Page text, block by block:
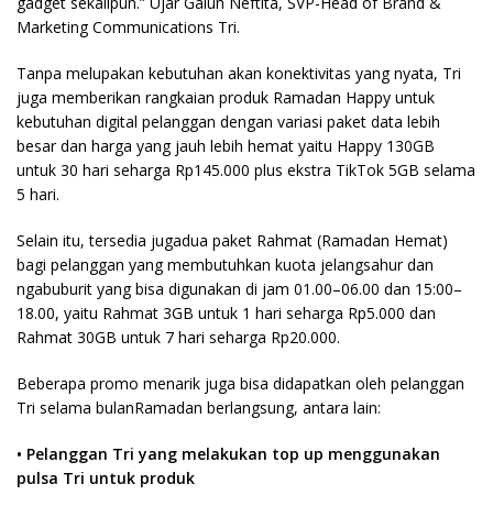
Marketing Communications Tri.
Tanpa melupakan kebutuhan akan konektivitas yang nyata, Tri
juga memberikan rangkaian produk Ramadan Happy untuk
kebutuhan digital pelanggan dengan variasi paket data lebih
besar dan harga yang jauh lebih hemat yaitu Happy 130GB
untuk 30 hari seharga Rp145.000 plus ekstra TikTok 5GB selama
5 hari.
Selain itu, tersedia jugadua paket Rahmat (Ramadan Hemat)
bagi pelanggan yang membutuhkan kuota jelangsahur dan
ngabuburit yang bisa digunakan di jam 01.00–06.00 dan 15:00–
18.00, yaitu Rahmat 3GB untuk 1 hari seharga Rp5.000 dan
Rahmat 30GB untuk 7 hari seharga Rp20.000.
Beberapa promo menarik juga bisa didapatkan oleh pelanggan
Tri selama bulanRamadan berlangsung, antara lain:
• Pelanggan Tri yang melakukan top up menggunakan
pulsa Tri untuk produk